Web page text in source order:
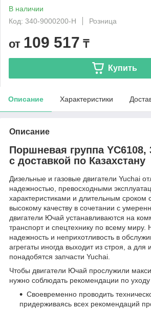
В наличии
Код: 340-9000200-H
Розница
от 109 517 ₸
Купить
Описание Характеристики
Описание
Поршневая группа YC6108,
с доставкой по Казахстану
Дизельные и газовые двигатели Yuchai
надежностью, превосходными
характеристиками и длительным сроком
высокому качеству в сочетании с
двигатели Ючай устанавливаются на
транспорт и спецтехнику по всему миру.
надежность и неприхотливость в
агрегаты иногда выходит из строя, а для
понадобятся запчасти Yuchai.
Чтобы двигатели Ючай прослужили
нужно соблюдать рекомендации по
Своевременно проводить
придерживаясь всех рекомендаций